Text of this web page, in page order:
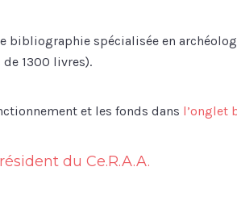
bibliographie spécialisée en
de 1300 livres).
et les fonds dans l’onglet
du Ce.R.A.A.